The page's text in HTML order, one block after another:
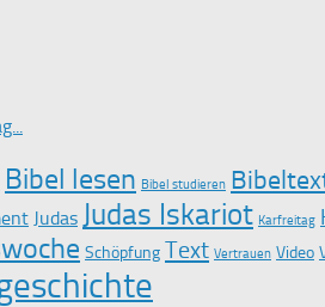
Bibel lesen Bibel studieren
Judas Judas Iskariot Karfreitag
Schöpfung Text Vertrauen Video